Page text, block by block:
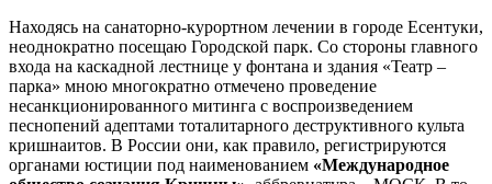
Находясь на санаторно-курортном лечении в городе Есентуки,
неоднократно посещаю Городской парк. Со стороны главного
входа на каскадной лестнице у фонтана и здания «Театр –
парка» мною многократно отмечено проведение
несанкционированного митинга с воспроизведением
песнопений адептами тоталитарного деструктивного культа
кришнаитов. В России они, как правило, регистрируются
органами юстиции под наименованием «Международное